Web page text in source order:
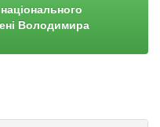
Володимира